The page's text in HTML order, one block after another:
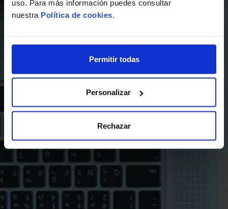
uso. Para más información puedes consultar
nuestra Política de cookies
Permitir todas
Personalizar
Rechazar